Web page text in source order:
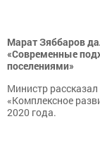
Марат Зяббаров
«Современные
поселениями»
Министр
«Комплексное
2020 года.